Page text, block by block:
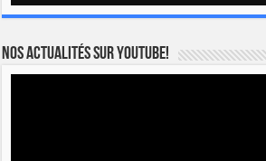
Nos actualités sur YOUTUBE!